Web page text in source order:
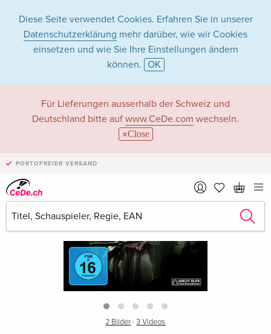
Diese Seite verwendet Cookies. Erfahren Sie in unserer
Datenschutzerklärung mehr darüber, wie wir Cookies
einsetzen und wie Sie Ihre Einstellungen ändern
können. OK
Für Lieferungen ausserhalb der Schweiz und
Deutschland bitte auf www.CeDe.com wechseln.
Close
PORTOFREIER VERSAND
›
2 Bilder ·3 Videos